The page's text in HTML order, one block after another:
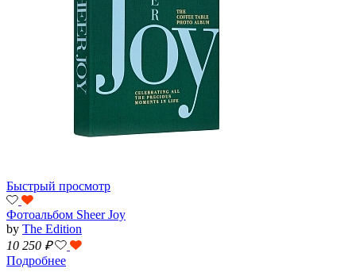
Быстрый просмотр
Фотоальбом Sheer Joy
by The Edition
10 250 ₽
Подробнее